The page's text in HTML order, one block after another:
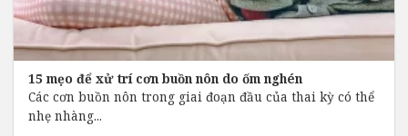
15 mẹo để xử trí cơn buồn nôn do ốm nghén
Các cơn buồn nôn trong giai đoạn đầu của thai kỳ có thể
nhẹ nhàng...